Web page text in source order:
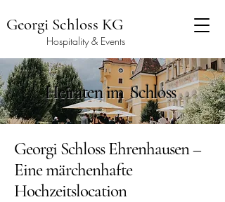
Georgi Schloss KG
Hospitality & Events
Heiraten im Schloss
Georgi Schloss Ehrenhausen –
Eine märchenhafte
Hochzeitslocation